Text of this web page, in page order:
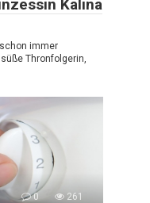
Kalina
immer
Thronfolgerin,
0 261